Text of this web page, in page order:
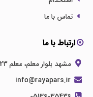
تماس با ما
ارتباط با ما
مشهد بلوار معلم، معلم 23، عدل 27، پلاک 189